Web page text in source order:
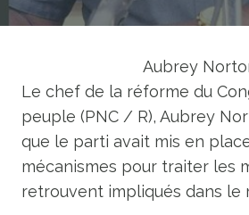
Aubrey
Le chef de la réforme du
peuple (PNC / R), Aubrey
que le parti avait mis en
mécanismes pour traiter les
retrouvent impliqués dans le